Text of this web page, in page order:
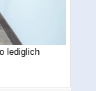
lediglich